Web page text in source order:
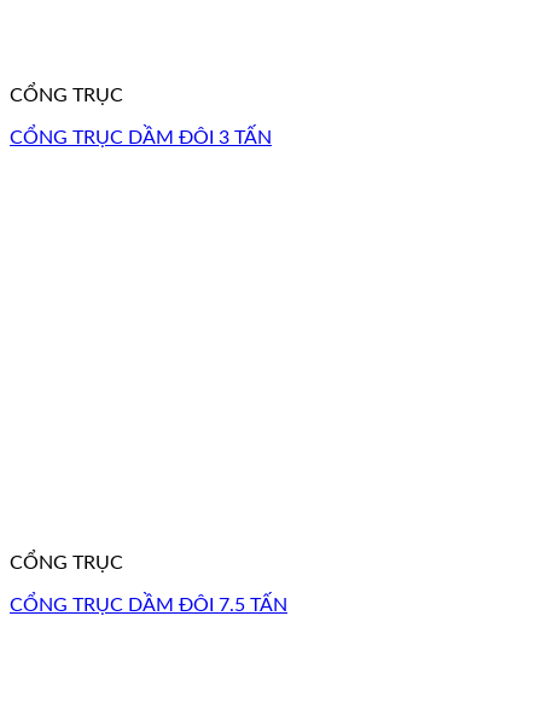
CỔNG TRỤC
CỔNG TRỤC DẦM ĐÔI 3 TẤN
CỔNG TRỤC
CỔNG TRỤC DẦM ĐÔI 7.5 TẤN